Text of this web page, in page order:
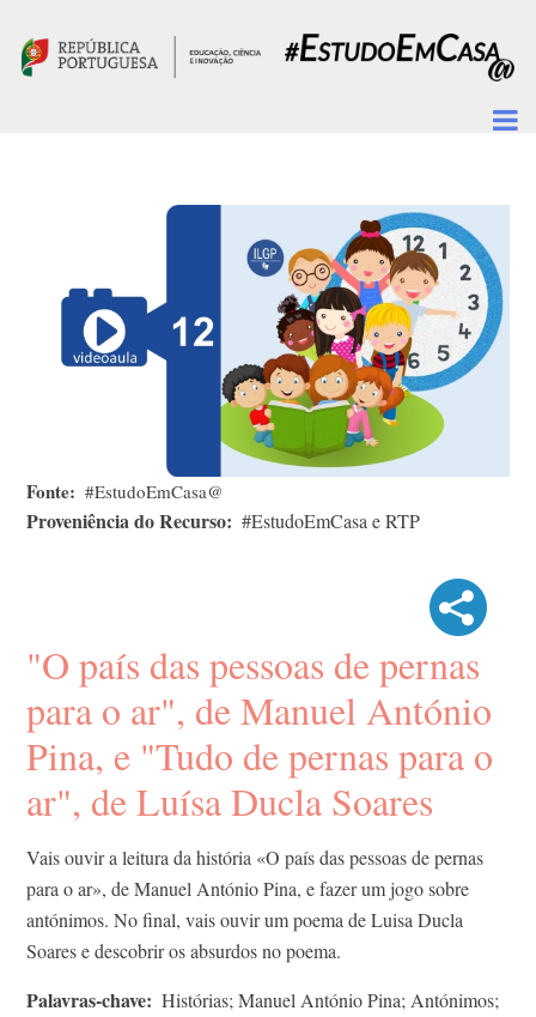
Fonte #EstudoEmCasa@
Proveniência do Recurso #EstudoEmCasa e RTP
"O país das pessoas de pernas
para o ar", de Manuel António
Pina, e "Tudo de pernas para o
ar", de Luísa Ducla Soares
Vais ouvir a leitura da história «O país das pessoas de pernas
para o ar», de Manuel António Pina, e fazer um jogo sobre
antónimos. No final, vais ouvir um poema de Luisa Ducla
Soares e descobrir os absurdos no poema.
Palavras-chave
Histórias; Manuel António Pina; Antónimos;